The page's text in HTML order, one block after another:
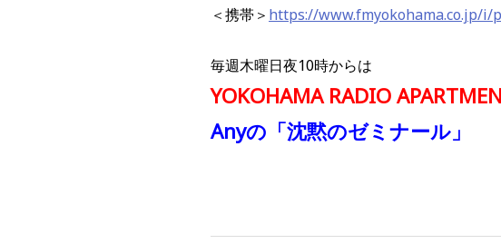
＜携帯＞ https://www.fmyokohama.co.jp/i/
毎週木曜日夜10時からは
YOKOHAMA RADIO
Anyの「沈黙のゼミナール」